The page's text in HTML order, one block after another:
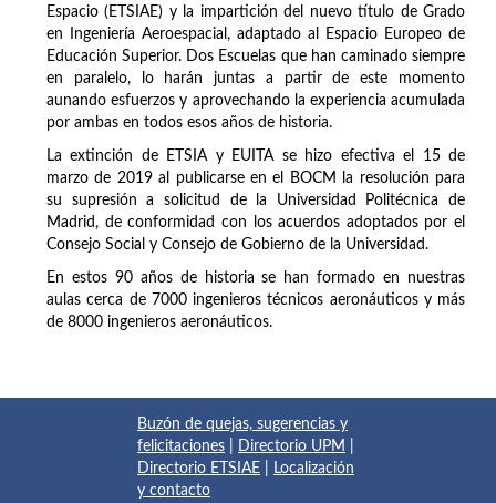
Espacio (ETSIAE) y la impartición del nuevo título de Grado
en Ingeniería Aeroespacial, adaptado al Espacio Europeo de
Educación Superior. Dos Escuelas que han caminado siempre
en paralelo, lo harán juntas a partir de este momento
aunando esfuerzos y aprovechando la experiencia acumulada
por ambas en todos esos años de historia.
La extinción de ETSIA y EUITA se hizo efectiva el 15 de
marzo de 2019 al publicarse en el BOCM la resolución para
su supresión a solicitud de la Universidad Politécnica de
Madrid, de conformidad con los acuerdos adoptados por el
Consejo Social y Consejo de Gobierno de la Universidad.
En estos 90 años de historia se han formado en nuestras
aulas cerca de 7000 ingenieros técnicos aeronáuticos y más
de 8000 ingenieros aeronáuticos.
Buzón de quejas, sugerencias y
felicitaciones
Directorio UPM
Directorio ETSIAE
Localización
y contacto